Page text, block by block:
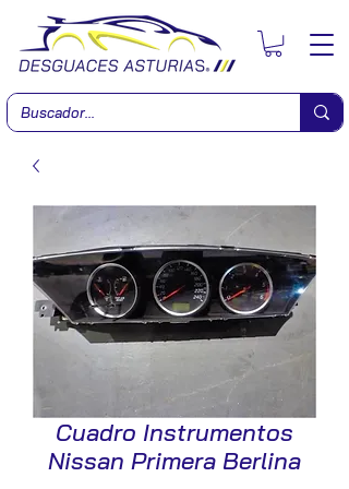
Cuadro Instrumentos
Nissan Primera Berlina